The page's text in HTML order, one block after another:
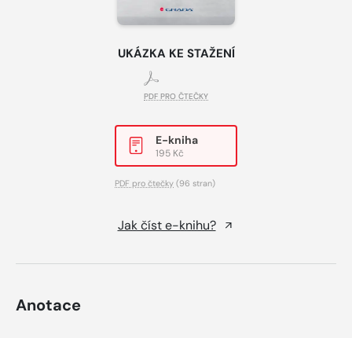
UKÁZKA KE STAŽENÍ
PDF PRO ČTEČKY
E-kniha
195 Kč
PDF pro čtečky (96 stran)
Jak číst e-knihu?
Anotace